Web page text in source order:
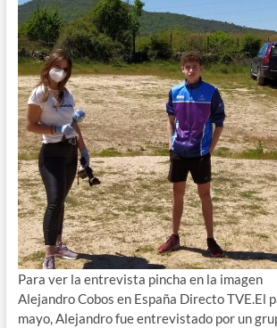
Para ver la entrevista pincha en la imagen
Alejandro Cobos en España Directo TVE.El
mayo, Alejandro fue entrevistado por un